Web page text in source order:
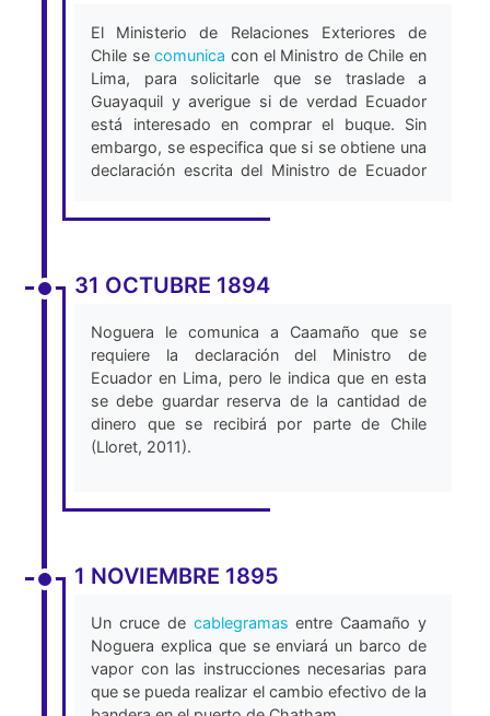
Gobierno de Chile. - Sírvase informar lo que
ocurra.” (Lloret, 2011).
Ese mismo día, el Ministro del Interior de
Ecuador, Pablo Herrera, quien asumía
funciones de relaciones exteriores, envía una
comunicación al Ministro de Relaciones de
Chile, expresando la intención formal de
Ecuador de comprar el buque Esmeraldas y
El Ministerio de Relaciones Exteriores de
Chile secomunica con el Ministro de Chile en
Lima, para solicitarle que se traslade a
Guayaquil y averigue si de verdad Ecuador
está interesado en comprar el buque. Sin
embargo, se especifica que si se obtiene una
declaración escrita del Ministro de Ecuador
(Imprenta de el Tiempo, 1895)
31 OCTUBRE 1894
Noguera le comunica a Caamaño que se
requiere la declaración del Ministro de
Ecuador en Lima, pero le indica que en esta
se debe guardar reserva de la cantidad de
dinero que se recibirá por parte de Chile
(Lloret, 2011).
1 NOVIEMBRE 1895
Un cruce de cablegramas entre Caamaño y
Noguera explica que se enviará un barco de
vapor con las instrucciones necesarias para
que se pueda realizar el cambio efectivo de la